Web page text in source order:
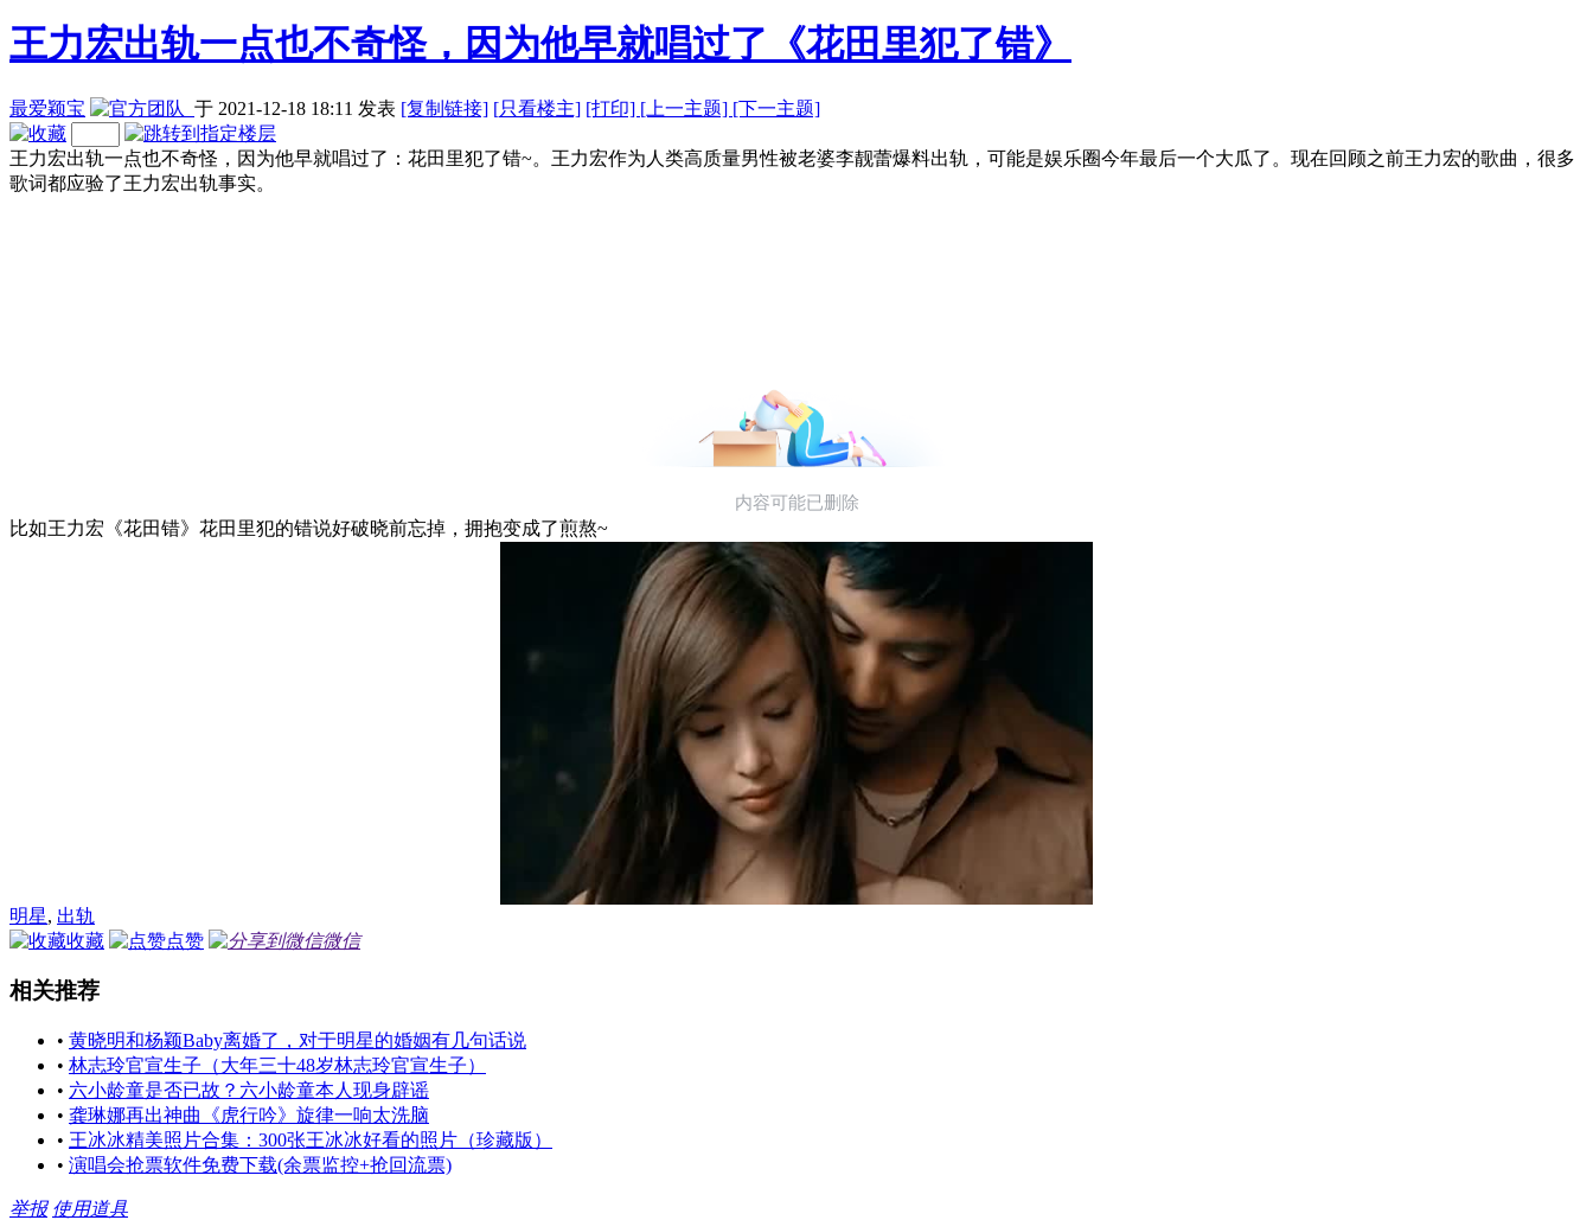
王力宏出轨一点也不奇怪，因为他早就唱过了《花田里犯了错》
最爱颖宝 于 2021-12-18 18:11 发表 [复制链接] [只看楼主] [打印] [上一主题] [下一主题]
王力宏出轨一点也不奇怪，因为他早就唱过了：花田里犯了错~。王力宏作为人类高质量男性被老婆李靓蕾爆料出轨，可能是娱乐圈今年最后一个大瓜了。现在回顾之前王力宏的歌曲，很多
歌词都应验了王力宏出轨事实。
比如王力宏《花田错》花田里犯的错说好破晓前忘掉，拥抱变成了煎熬~
明星, 出轨
收藏
点赞 微信
相关推荐
• 黄晓明和杨颖Baby离婚了，对于明星的婚姻有几句话说
• 林志玲官宣生子（大年三十48岁林志玲官宣生子）
• 六小龄童是否已故？六小龄童本人现身辟谣
• 龚琳娜再出神曲《虎行吟》旋律一响太洗脑
• 王冰冰精美照片合集：300张王冰冰好看的照片（珍藏版）
• 演唱会抢票软件免费下载(余票监控+抢回流票)
举报 使用道具